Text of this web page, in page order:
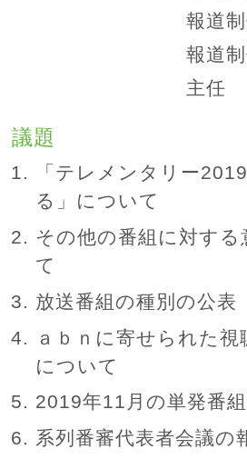
報道
報道
主任
議題
「テレメンタリー
る」について
その他の番組に対する
て
放送番組の種別の公表
ａｂｎに寄せられた
について
2019年11月の単発番
系列番審代表者会議の